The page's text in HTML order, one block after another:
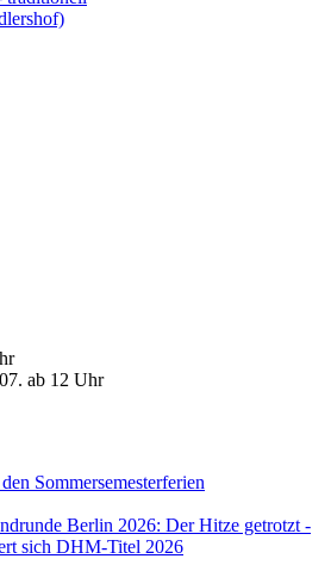
ab 12 Uhr
Sommersemesterferien
Berlin 2026: Der Hitze getrotzt -
sich DHM-Titel 2026